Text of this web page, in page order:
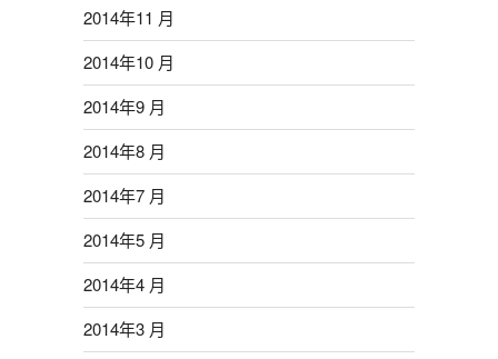
2014年11 月
2014年10 月
2014年9 月
2014年8 月
2014年7 月
2014年5 月
2014年4 月
2014年3 月